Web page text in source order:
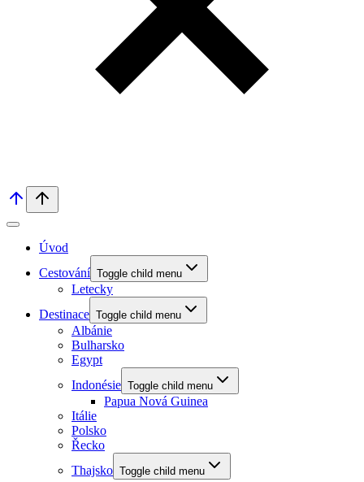
Úvod
Cestování Toggle child menu
Letecky
Destinace Toggle child menu
Albánie
Bulharsko
Egypt
Indonésie Toggle child menu
Papua Nová Guinea
Itálie
Polsko
Řecko
Thajsko Toggle child menu